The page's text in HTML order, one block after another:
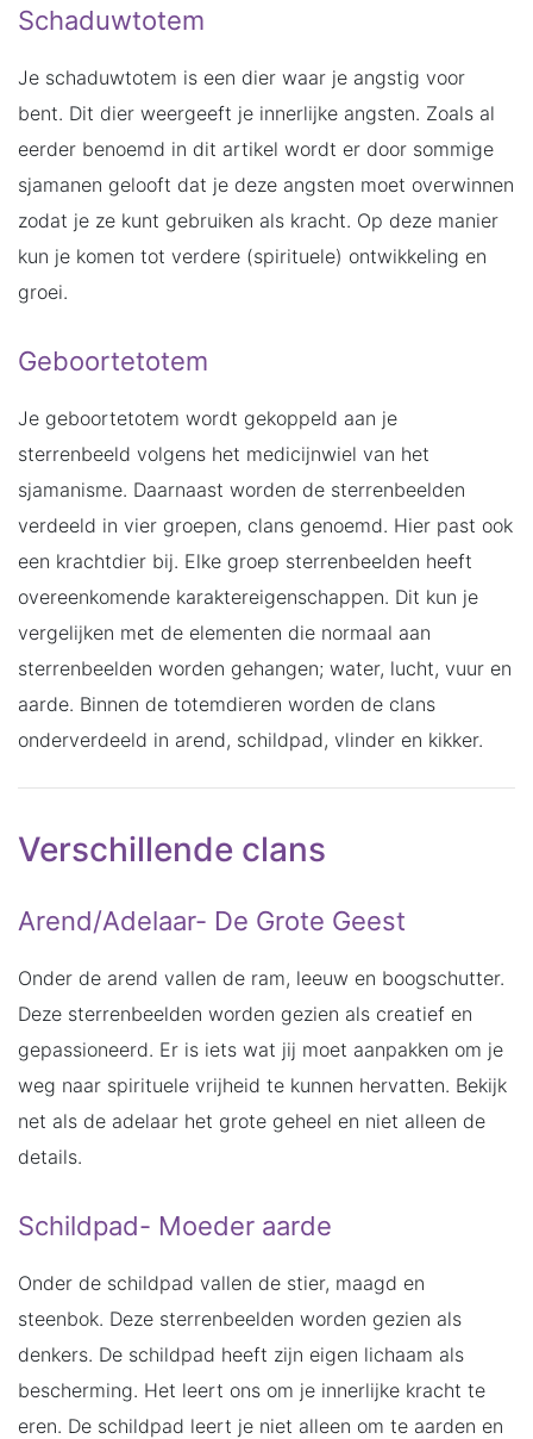
Schaduwtotem
Je schaduwtotem is een dier waar je angstig voor
bent. Dit dier weergeeft je innerlijke angsten. Zoals al
eerder benoemd in dit artikel wordt er door sommige
sjamanen gelooft dat je deze angsten moet overwinnen
zodat je ze kunt gebruiken als kracht. Op deze manier
kun je komen tot verdere (spirituele) ontwikkeling en
groei.
Geboortetotem
Je geboortetotem wordt gekoppeld aan je
sterrenbeeld volgens het medicijnwiel van het
sjamanisme. Daarnaast worden de sterrenbeelden
verdeeld in vier groepen, clans genoemd. Hier past ook
een krachtdier bij. Elke groep sterrenbeelden heeft
overeenkomende karaktereigenschappen. Dit kun je
vergelijken met de elementen die normaal aan
sterrenbeelden worden gehangen; water, lucht, vuur en
aarde. Binnen de totemdieren worden de clans
onderverdeeld in arend, schildpad, vlinder en kikker.
Verschillende clans
Arend/Adelaar- De Grote Geest
Onder de arend vallen de ram, leeuw en boogschutter.
Deze sterrenbeelden worden gezien als creatief en
gepassioneerd. Er is iets wat jij moet aanpakken om je
weg naar spirituele vrijheid te kunnen hervatten. Bekijk
net als de adelaar het grote geheel en niet alleen de
details.
Schildpad- Moeder aarde
Onder de schildpad vallen de stier, maagd en
steenbok. Deze sterrenbeelden worden gezien als
denkers. De schildpad heeft zijn eigen lichaam als
bescherming. Het leert ons om je innerlijke kracht te
eren. De schildpad leert je niet alleen om te aarden en